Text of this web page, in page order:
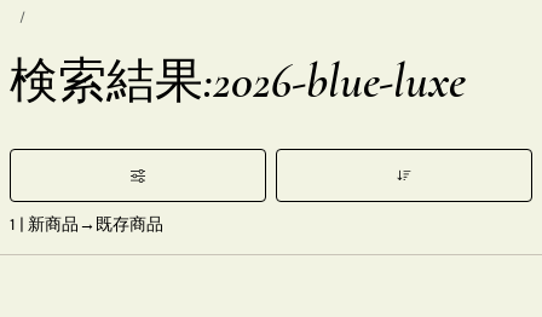
検索結果:2026-blue-luxe
1 | 新商品→既存商品